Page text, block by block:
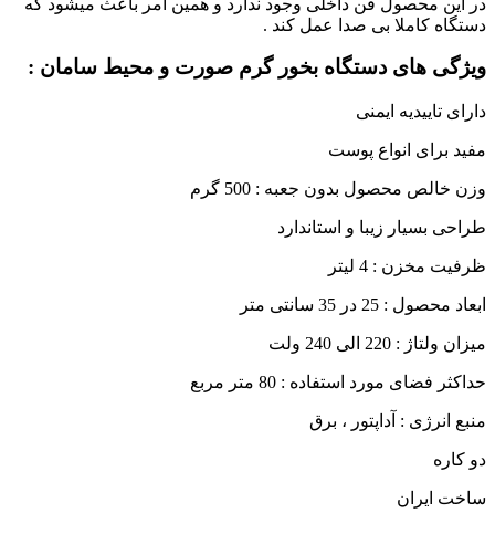
دستگاه کاملا بی صدا عمل کند .
ویژگی های دستگاه بخور گرم صورت و محیط سامان :
دارای تاییدیه ایمنی
مفید برای انواع پوست
وزن خالص محصول بدون جعبه : 500 گرم
طراحی بسیار زیبا و استاندارد
ظرفیت مخزن : 4 لیتر
ابعاد محصول : 25 در 35 سانتی متر
میزان ولتاژ : 220 الی 240 ولت
حداکثر فضای مورد استفاده : 80 متر مربع
منبع انرژی : آداپتور ، برق
دو کاره
ساخت ایران